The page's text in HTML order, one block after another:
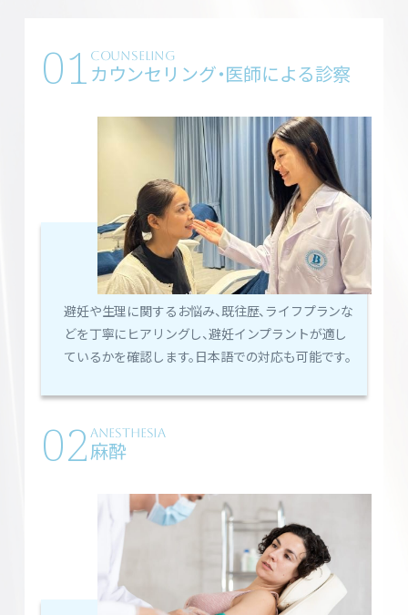
01 COUNSELING
カウンセリング・医師による診察
避妊や生理に関するお悩み、既往歴、ライフプランな
どを丁寧にヒアリングし、避妊インプラントが適し
ているかを確認します。日本語での対応も可能です。
02 ANESTHESIA
麻酔